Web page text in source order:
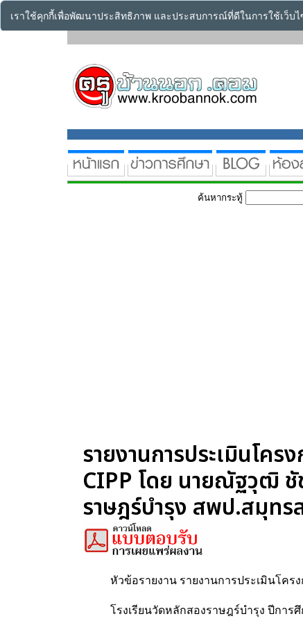
เราใช้คุกกี้เพื่อพัฒนาประสิทธิภาพ และประสบการณ์ที่ดีในการใช้เว็บ
ค้นหากระทู้
รายงานการประเมินโค
CIPP โดย นายณัฐวุฒิ ชั
ราษฎร์บำรุง สพป.สมุทร
หัวข้อรายงาน รายงานการประเมินโคร
โรงเรียนวัดหลักสองราษฎร์บำรุง ปีการ